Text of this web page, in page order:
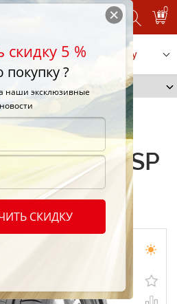
0
Заказать услугу
Maxx GT 265/35 R19 98Y
Dunlop SP
GT 265/35
скидку 5 %
?
наши эксклюзивные
СКИДКУ